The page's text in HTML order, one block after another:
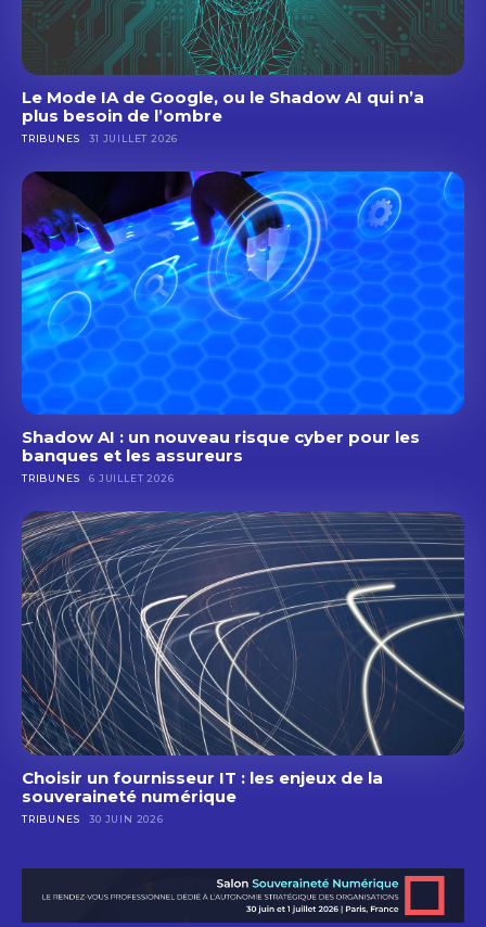
Le Mode IA de Google, ou le Shadow AI qui n’a
plus besoin de l’ombre
TRIBUNES 31 JUILLET 2026
Shadow AI : un nouveau risque cyber pour les
banques et les assureurs
TRIBUNES 6 JUILLET 2026
Choisir un fournisseur IT : les enjeux de la
souveraineté numérique
TRIBUNES 30 JUIN 2026